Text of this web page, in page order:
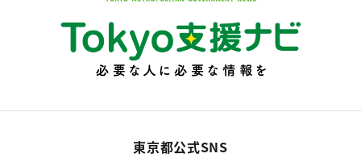
東京都公式SNS